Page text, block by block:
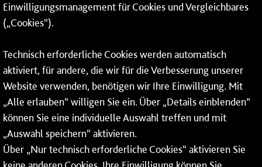
06131 – 12 77 77
Fax: 06131 – 12 66 66
* Montags bis freitags bis 7 und ab 18 Uhr sowie an
Wochenenden und Feiertagen ganztags werden Ihre
Anrufe je nach Themenauswahl an ein Callcenter des
RMV oder von nextbike weitergeleitet. Dort erhalten Sie
ausschließlich Auskünfte zum Fahrplan bzw. zu
meinRad.
Einwilligungsmanagement für Cookies und Vergleichbares
(„Cookies“).
Technisch erforderliche Cookies werden automatisch
aktiviert, für andere, die wir für die Verbesserung unserer
Website verwenden, benötigen wir Ihre Einwilligung. Mit
„Alle erlauben“ willigen Sie ein. Über „Details einblenden“
können Sie eine individuelle Auswahl treffen und mit
„Auswahl speichern“ aktivieren.
Über „Nur technisch erforderliche Cookies“ aktivieren Sie